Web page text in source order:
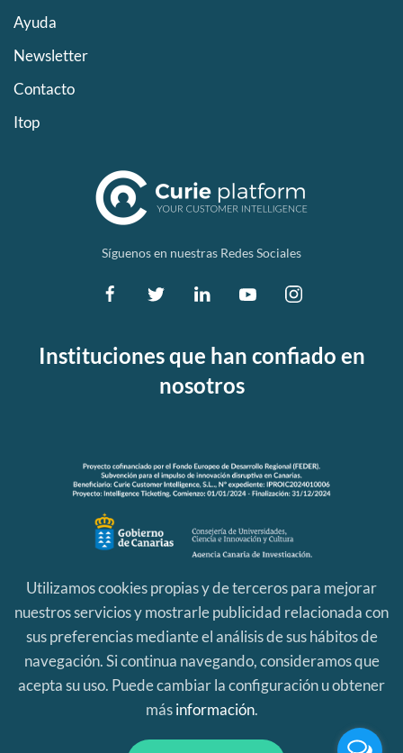
Ayuda
Newsletter
Contacto
Itop
Síguenos en nuestras Redes Sociales
Instituciones que han confiado en
nosotros
Política de Privacidad|
Curie Platform es una marca registrada por
© 2023
Utilizamos cookies propias y de terceros para mejorar
nuestros servicios y mostrarle publicidad relacionada con
sus preferencias mediante el análisis de sus hábitos de
navegación. Si continua navegando, consideramos que
acepta su uso. Puede cambiar la configuración u obtener
másinformación.